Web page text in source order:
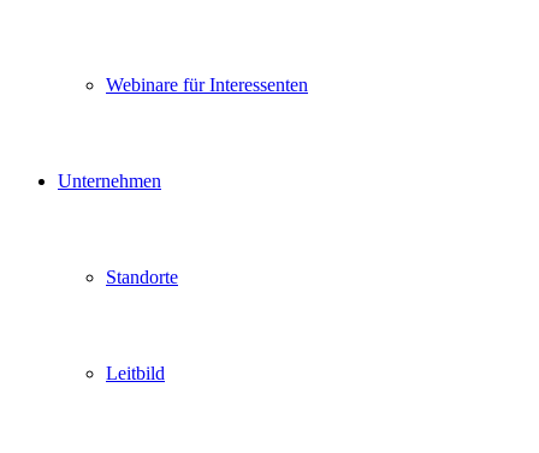
Webinare für Interessenten
Unternehmen
Standorte
Leitbild